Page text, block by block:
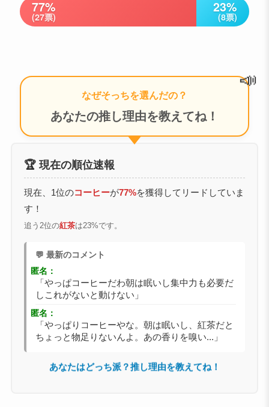
77%
(27票)
23%
(8票)
なぜそっちを選んだの？
あなたの推し理由を教えてね！
📣
🏆 現在の順位速報
現在、1位のコーヒーが77%を獲得してリードしていま
す！
追う2位の紅茶は23%です。
💬 最新のコメント
匿名：
「やっぱコーヒーだわ朝は眠いし集中力も必要だ
しこれがないと動けない」
匿名：
「やっぱりコーヒーやな。朝は眠いし、紅茶だと
ちょっと物足りないんよ。あの香りを嗅い...」
あなたはどっち派？推し理由を教えてね！